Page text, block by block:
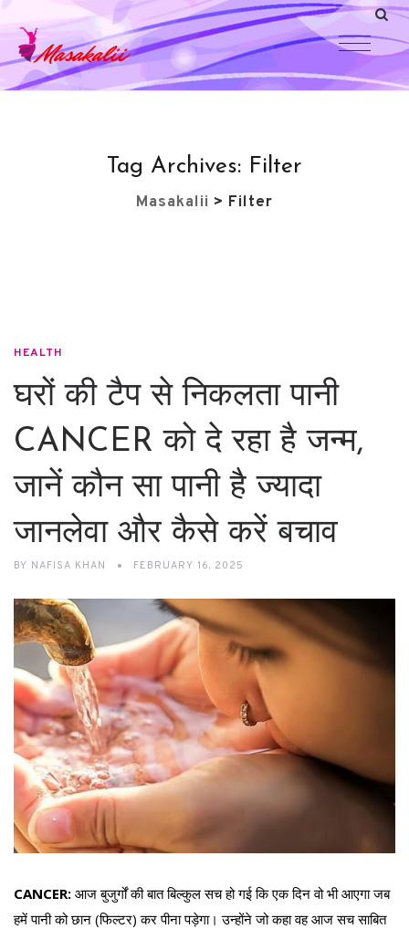
Tag Archives: Filter
Masakalii > Filter
HEALTH
घरों की टैप से निकलता पानी
CANCER को दे रहा है जन्म,
जानें कौन सा पानी है ज्यादा
जानलेवा और कैसे करें बचाव
BY NAFISA KHAN FEBRUARY 16, 2025
CANCER: आज बुजुर्गों की बात बिल्कुल सच हो गई कि एक दिन वो भी आएगा जब
हमें पानी को छान (फिल्टर) कर पीना पड़ेगा। उन्होंने जो कहा वह आज सच साबित